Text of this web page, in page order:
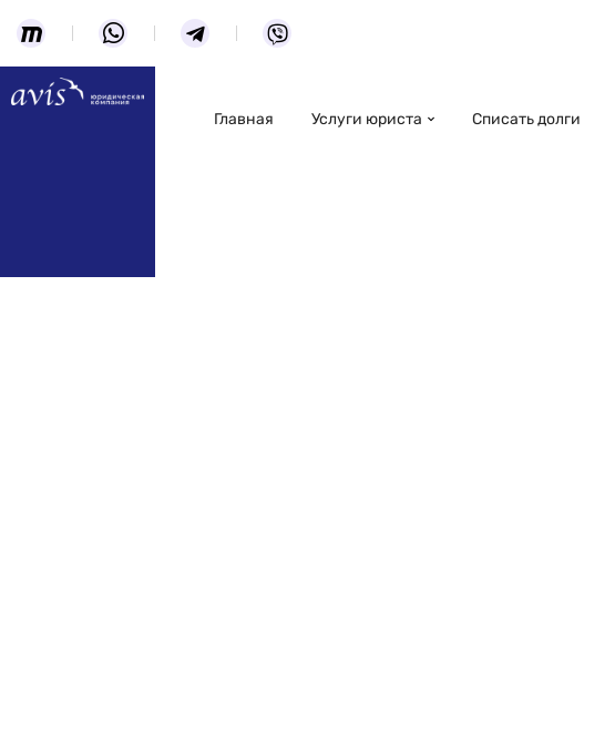
Главная Услуги юриста Списать долги